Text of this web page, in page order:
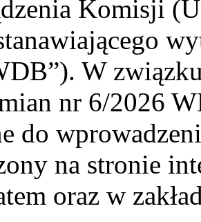
Komisji
W
nr 6/2026
do
na stronie
oraz w